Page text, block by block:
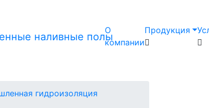
О
компании
Продукция
гидроизоляция